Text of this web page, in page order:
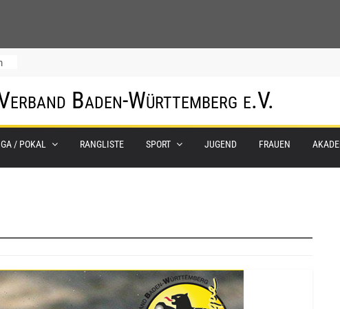
Baden-Württemberg e.V.
/ POKAL RANGLISTE SPORT JUGEND FRAUEN